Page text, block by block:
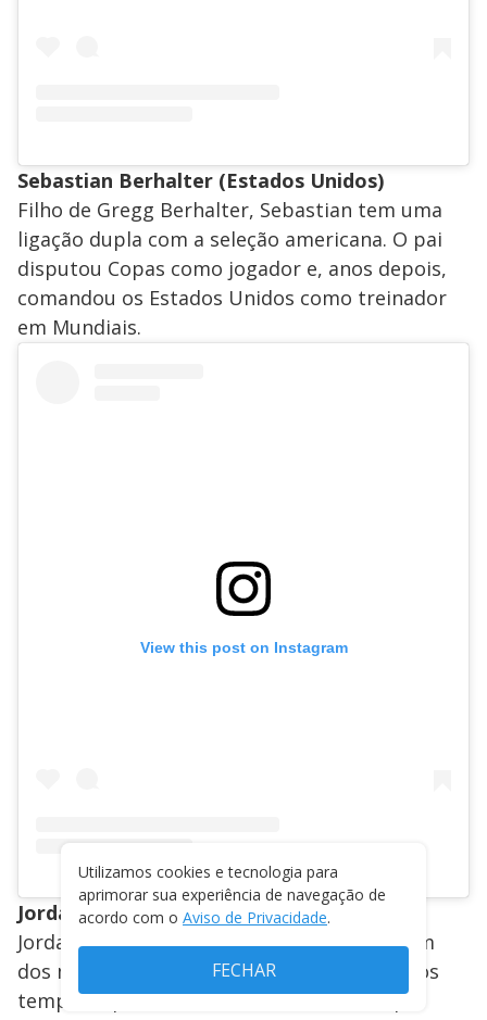
Sebastian Berhalter (Estados Unidos)
Filho de Gregg Berhalter, Sebastian tem uma
ligação dupla com a seleção americana. O pai
disputou Copas como jogador e, anos depois,
comandou os Estados Unidos como treinador
em Mundiais.
View this post on Instagram
Jordan Ayew (Gana)
Jordan é filho de Abedi Pelé, considerado um
dos maiores jogadores africanos de todos os
tempos. Apesar da carreira brilhante, o pai
Utilizamos cookies e tecnologia para
aprimorar sua experiência de navegação de
acordo com o Aviso de Privacidade.
FECHAR